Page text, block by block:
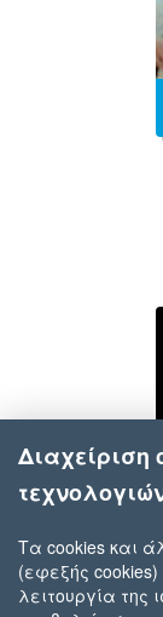
Διαχείριση
Τα cookies και
(εφεξής cookies)
λειτουργία της